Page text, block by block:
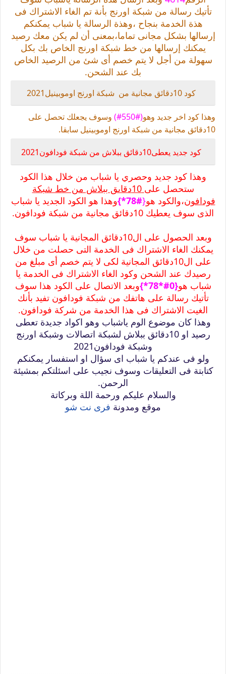
تأتيك رسالة من شبكة اورنج بأنة تم الغاء الاشتراك فى
هذة الخدمة بنجاح ،وهذة الرسالة يا شباب يمكنكم
إرسالها بشكل مجانى تماما،بمعنى أن لم يكن معك رصيد
يمكنك إرسالها من خط شبكة اورنج الخاص بك بكل
سهولة من أجل لا يتم خصم أى شئ من الرصيد الخاص
بك عند الشحن.
كود 10دقائق مجانية من شبكة اورنج اوموبينيل2021
وهذا كود اخر جديد وهو(#550#)
وسوف يجعلك تحصل على
10دقائق مجانية من شبكة اورنج اوموبينيل سابقا.
كود جديد يعطى10دقائق ببلاش من شبكة فودافون2021
وهذا كود جديد وحصري يا شباب من خلال هذا الكود
ستحصل على
10دقاىق ببلاش من خط شبكة
فودافون،والكود هو{
#78*}
وهذا هو الكود الجديد يا شباب
الذى سوف يعطيك 10دقائق مجانية من شبكة فودافون.
وبعد الحصول على ال10دقائق المجانية يا شباب سوف
يمكنك الغاء الاشتراك فى الخدمة التى حصلت من خلال
على ال10دقائق المجانية لكى لا يتم خصم أى مبلغ من
رصيدك عند الشحن وكود الغاء الاشتراك فى الخدمة يا
شباب هو{0#*78*}
وبعد الاتصال على الكود هذا سوف
تأتيك رسالة على هاتفك من شبكة فودافون تفيد بأنك
الغيت الاشتراك فى هذا الخدمة من شركة فودافون.
وهذا كان موضوع الوم ياشباب وهو اكواد جديدة تعطى
رصيد او 10دقائق ببلاش لشبكة اتصالات وشبكة اورنج
وشبكة فودافون2021
ولو فى عندكم يا شباب اى سؤال او استفسار يمكنكم
كتابتة فى التعليقات وسوف نجيب على اسئلتكم بمشيئة
الرحمن.
والسلام عليكم ورحمة اللة وبركاتة
موقع ومدونة فرى نت شو